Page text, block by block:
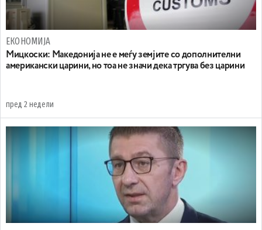
ЕКОНОМИЈА
Мицкоски: Македонија не е меѓу земјите со дополнителни
американски царини, но тоа не значи дека тргува без царини
пред 2 недели